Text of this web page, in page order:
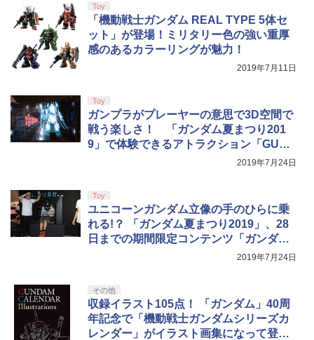
[Switch 2] ぽこ あ ポケモン エキスパン
ションパス（ダウンロード版）※3,200
ポイントまでご利用可
5
限定版】【Blu-ray】 [ 種崎敦美 ]
￥6,160
5
ニンテンドープリペイド番号 5000円|オ
ンラインコード版
￥5,000
5
【純正品】DualSense ワイヤレスコン
トローラー(CFI-ZCT2J)
5
マスター TH8S シフター - PC、PS4、P
S5、PS5 Pro、Xbox One、Xbox Serie
s X|S 対応の高精度 H パターン シフター
￥8,698
y』Blu-ray（特装限定版）
￥8,589
Toy
「機動戦士ガンダム REAL TYPE 5体セ
ット」が登場！ミリタリー色の強い重厚
感のあるカラーリングが魅力！
2019年7月11日
Toy
ガンプラがプレーヤーの意思で3D空間で
戦う楽しさ！ 「ガンダム夏まつり201
9」で体験できるアトラクション「GUNP
LA Battle Laboratory 2019」2019年7月24日
Toy
ユニコーンガンダム立像の手のひらに乗
れる!？ 「ガンダム夏まつり2019」、28
日までの期間限定コンテンツ「ガンダム
2019年7月24日
その他
収録イラスト105点！ 「ガンダム」40周
年記念で「機動戦士ガンダムシリーズカ
レンダー」がイラスト画集になって登